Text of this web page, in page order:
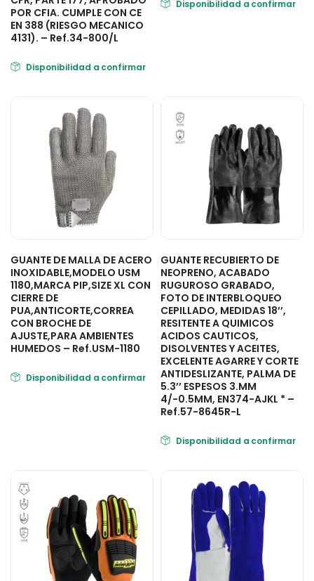
POR CFIA. CUMPLE CON CE
EN 388 (RIESGO MECANICO
4131). – Ref.34-800/L
Disponibilidad a confirmar
Disponibilidad a confirmar
GUANTE DE MALLA DE ACERO
INOXIDABLE,MODELO USM
1180,MARCA PIP,SIZE XL CON
CIERRE DE
PUA,ANTICORTE,CORREA
CON BROCHE DE
AJUSTE,PARA AMBIENTES
HUMEDOS – Ref.USM-1180
Disponibilidad a confirmar
GUANTE RECUBIERTO DE
NEOPRENO, ACABADO
RUGUROSO GRABADO,
FOTO DE INTERBLOQUEO
CEPILLADO, MEDIDAS 18’’,
RESITENTE A QUIMICOS
ACIDOS CAUTICOS,
DISOLVENTES Y ACEITES,
EXCELENTE AGARRE Y CORTE
ANTIDESLIZANTE, PALMA DE
5.3’’ ESPESOS 3.MM
4/-0.5MM, EN374-AJKL * –
Ref.57-8645R-L
Disponibilidad a confirmar